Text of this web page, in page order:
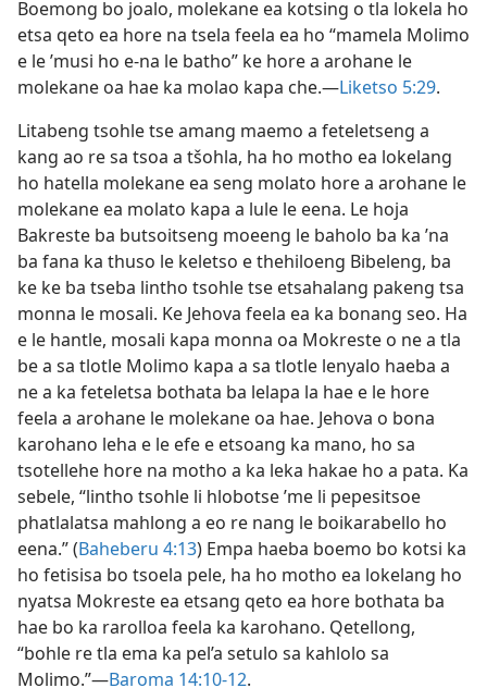
Boemong bo joalo, molekane ea kotsing o tla lokela ho
etsa qeto ea hore na tsela feela ea ho “mamela Molimo
e le ’musi ho e-na le batho” ke hore a arohane le
molekane oa hae ka molao kapa che.—Liketso 5:29.
Litabeng tsohle tse amang maemo a feteletseng a
kang ao re sa tsoa a tšohla, ha ho motho ea lokelang
ho hatella molekane ea seng molato hore a arohane le
molekane ea molato kapa a lule le eena. Le hoja
Bakreste ba butsoitseng moeeng le baholo ba ka ’na
ba fana ka thuso le keletso e thehiloeng Bibeleng, ba
ke ke ba tseba lintho tsohle tse etsahalang pakeng tsa
monna le mosali. Ke Jehova feela ea ka bonang seo. Ha
e le hantle, mosali kapa monna oa Mokreste o ne a tla
be a sa tlotle Molimo kapa a sa tlotle lenyalo haeba a
ne a ka feteletsa bothata ba lelapa la hae e le hore
feela a arohane le molekane oa hae. Jehova o bona
karohano leha e le efe e etsoang ka mano, ho sa
tsotellehe hore na motho a ka leka hakae ho a pata. Ka
sebele, “lintho tsohle li hlobotse ’me li pepesitsoe
phatlalatsa mahlong a eo re nang le boikarabello ho
eena.” (Baheberu 4:13) Empa haeba boemo bo kotsi ka
ho fetisisa bo tsoela pele, ha ho motho ea lokelang ho
nyatsa Mokreste ea etsang qeto ea hore bothata ba
hae bo ka rarolloa feela ka karohano. Qetellong,
“bohle re tla ema ka pel’a setulo sa kahlolo sa
Molimo.”—Baroma 14:10-12.